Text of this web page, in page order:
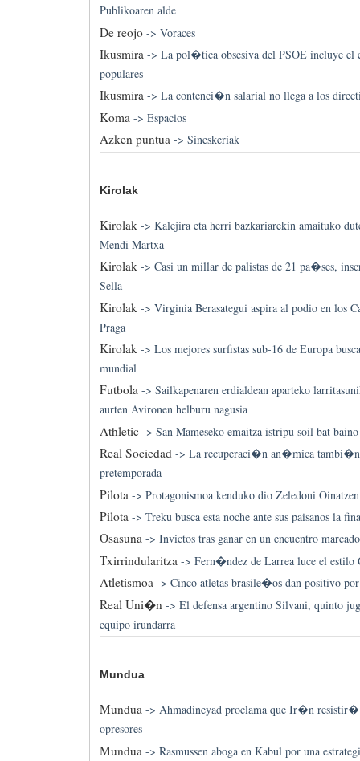
Publikoaren alde
De reojo-> Voraces
Ikusmira-> La pol�tica obsesiva del PSOE incluye el
populares
Ikusmira-> La contenci�n salarial no llega a los
Koma -> Espacios
Azken puntua-> Sineskeriak
Kirolak
Kirolak-> Kalejira eta herri bazkariarekin amaituko
Mendi Martxa
Kirolak-> Casi un millar de palistas de 21 pa�ses,
Sella
Kirolak -> Virginia Berasategui aspira al podio en los
Praga
Kirolak-> Los mejores surfistas sub-16 de Europa
mundial
Futbola-> Sailkapenaren erdialdean aparteko
aurten Avironen helburu nagusia
Athletic -> San Mameseko emaitza istripu soil bat
Real Sociedad-> La recuperaci�n an�mica tambi�n
pretemporada
Pilota -> Protagonismoa kenduko dio Zeledoni
Pilota-> Treku busca esta noche ante sus paisanos la
Osasuna-> Invictos tras ganar en un encuentro
Txirrindularitza -> Fern�ndez de Larrea luce el estilo
Atletismoa-> Cinco atletas brasile�os dan positivo
Real Uni�n -> El defensa argentino Silvani, quinto
equipo irundarra
Mundua
Mundua-> Ahmadineyad proclama que Ir�n
opresores
Mundua -> Rasmussen aboga en Kabul por una